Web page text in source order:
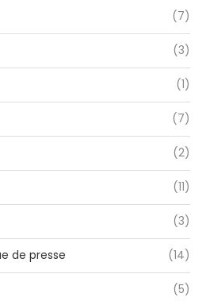
(7)
(3)
(1)
(7)
(2)
(11)
(3)
de presse (14)
(5)